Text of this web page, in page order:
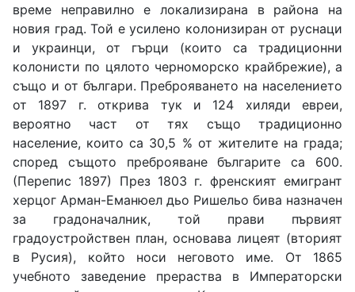
време неправилно е локализирана в района на
новия град. Той е усилено колонизиран от руснаци
и украинци, от гърци (които са традиционни
колонисти по цялото черноморско крайбрежие), а
също и от българи. Преброяването на населението
от 1897 г. открива тук и 124 хиляди евреи,
вероятно част от тях също традиционно
население, които са 30,5 % от жителите на града;
според същото преброяване българите са 600.
(Перепис 1897) През 1803 г. френският емигрант
херцог Арман-Еманюел дьо Ришельо бива назначен
за градоначалник, той прави първият
градоустройствен план, основава лицеят (вторият
в Русия), който носи неговото име. От 1865
учебното заведение прераства в Императорски